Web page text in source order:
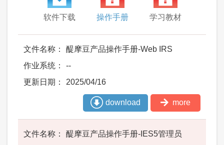
软件下载 操作手册 学习教材
醍摩豆产品操作手册-Web IRS
--
2025/04/16
download more
醍摩豆产品操作手册-IES5管理员